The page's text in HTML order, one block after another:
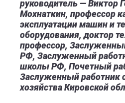
руководитель — Виктор
Мохнаткин, профессор
эксплуатации машин и
оборудования, доктор
профессор,
РФ, Заслуженный
школы РФ, Почетный
Заслуженный работник
хозяйства Кировской